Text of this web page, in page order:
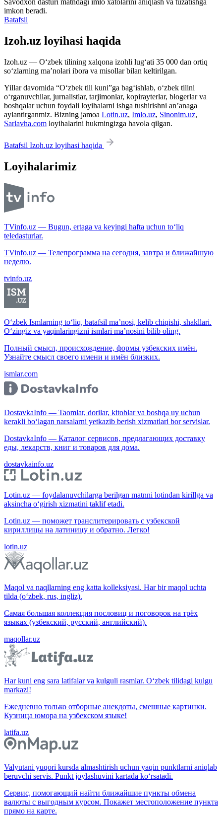
imkon beradi.
Batafsil
Izoh.uz loyihasi haqida
Izoh.uz — O‘zbek tilining xalqona izohli lug‘ati 35 000 dan ortiq
so‘zlarning ma’nolari ibora va misollar bilan keltirilgan.
Yillar davomida “O‘zbek tili kuni”ga bag‘ishlab, o‘zbek tilini
o‘rganuvchilar, jurnalistlar, tarjimonlar, kopirayterlar, blogerlar va
boshqalar uchun foydali loyihalarni ishga tushirishni an’anaga
aylantirganmiz. Bizning jamoa Lotin.uz, Imlo.uz, Sinonim.uz,
Sarlavha.com loyihalarini hukmingizga havola qilgan.
Batafsil Izoh.uz loyihasi haqida
Loyihalarimiz
TVinfo.uz — Bugun, ertaga va keyingi hafta uchun to‘liq
teledasturlar.
TVinfo.uz — Телепрограмма на сегодня, завтра и ближайшую
неделю.
tvinfo.uz
O‘zbek Ismlarning to‘liq, batafsil ma’nosi, kelib chiqishi, shakllari.
O‘zingiz va yaqinlaringizni ismlari ma’nosini bilib oling.
Полный смысл, происхождение, формы узбекских имён.
Узнайте смысл своего имени и имён близких.
ismlar.com
DostavkaInfo — Taomlar, dorilar, kitoblar va boshqa uy uchun
kerakli bo‘lagan narsalarni yetkazib berish xizmatlari bor servislar.
DostavkaInfo — Каталог сервисов, предлагающих доставку
еды, лекарств, книг и товаров для дома.
dostavkainfo.uz
Lotin.uz — foydalanuvchilarga berilgan matnni lotindan kirillga va
aksincha o‘girish xizmatini taklif etadi.
Lotin.uz — поможет транслитерировать с узбекской
кириллицы на латиницу и обратно. Легко!
lotin.uz
Maqol va naqllarning eng katta kolleksiyasi. Har bir maqol uchta
tilda (o‘zbek, rus, ingliz).
Самая большая коллекция пословиц и поговорок на трёх
языках (узбекский, русский, английский).
maqollar.uz
Har kuni eng sara latifalar va kulguli rasmlar. O‘zbek tilidagi kulgu
markazi!
Ежедневно только отборные анекдоты, смешные картинки.
Кузница юмора на узбекском языке!
latifa.uz
Valyutani yuqori kursda almashtirish uchun yaqin punktlarni aniqlab
beruvchi servis. Punkt joylashuvini kartada ko‘rsatadi.
Сервис, помогающий найти ближайшие пункты обмена
валюты с выгодным курсом. Покажет местоположение пункта
прямо на карте.